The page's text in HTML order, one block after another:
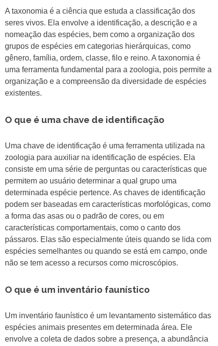
A taxonomia é a ciência que estuda a classificação dos
seres vivos. Ela envolve a identificação, a descrição e a
nomeação das espécies, bem como a organização dos
grupos de espécies em categorias hierárquicas, como
gênero, família, ordem, classe, filo e reino. A taxonomia é
uma ferramenta fundamental para a zoologia, pois permite a
organização e a compreensão da diversidade de espécies
existentes.
O que é uma chave de identificação
Uma chave de identificação é uma ferramenta utilizada na
zoologia para auxiliar na identificação de espécies. Ela
consiste em uma série de perguntas ou características que
permitem ao usuário determinar a qual grupo uma
determinada espécie pertence. As chaves de identificação
podem ser baseadas em características morfológicas, como
a forma das asas ou o padrão de cores, ou em
características comportamentais, como o canto dos
pássaros. Elas são especialmente úteis quando se lida com
espécies semelhantes ou quando se está em campo, onde
não se tem acesso a recursos como microscópios.
O que é um inventário faunístico
Um inventário faunístico é um levantamento sistemático das
espécies animais presentes em determinada área. Ele
envolve a coleta de dados sobre a presença, a abundância